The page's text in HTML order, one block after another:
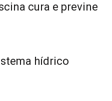
cura e previne
hídrico